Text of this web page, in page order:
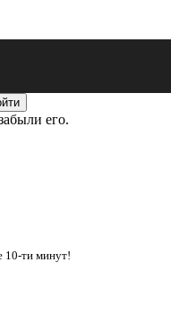
его.
10-ти минут!